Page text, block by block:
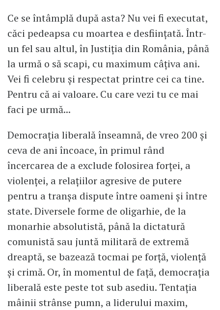
Ce se întâmplă după asta? Nu vei fi executat,
căci pedeapsa cu moartea e desființată. Într-
un fel sau altul, în Justiția din România, până
la urmă o să scapi, cu maximum câțiva ani.
Vei fi celebru și respectat printre cei ca tine.
Pentru că ai valoare. Cu care vezi tu ce mai
faci pe urmă...
Democrația liberală înseamnă, de vreo 200 și
ceva de ani încoace, în primul rând
încercarea de a exclude folosirea forței, a
violenței, a relațiilor agresive de putere
pentru a tranșa dispute între oameni și între
state. Diversele forme de oligarhie, de la
monarhie absolutistă, până la dictatură
comunistă sau juntă militară de extremă
dreaptă, se bazează tocmai pe forță, violență
și crimă. Or, în momentul de față, democrația
liberală este peste tot sub asediu. Tentația
mâinii strânse pumn, a liderului maxim,